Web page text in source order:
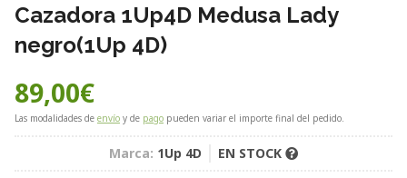
Cazadora 1Up4D Medusa Lady
negro(1Up 4D)
89,00€
Las modalidades de envío y de pago pueden variar el importe final del pedido.
Marca: 1Up 4D EN STOCK